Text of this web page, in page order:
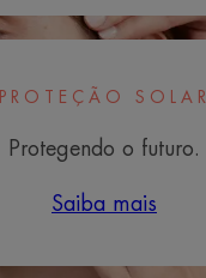
PROTEÇÃO SOLAR
Protegendo o futuro.
Saiba mais